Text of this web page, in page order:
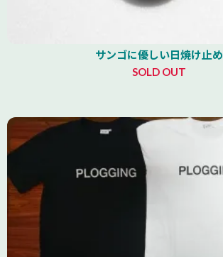
サンゴに優しい日焼け止め
SOLD OUT